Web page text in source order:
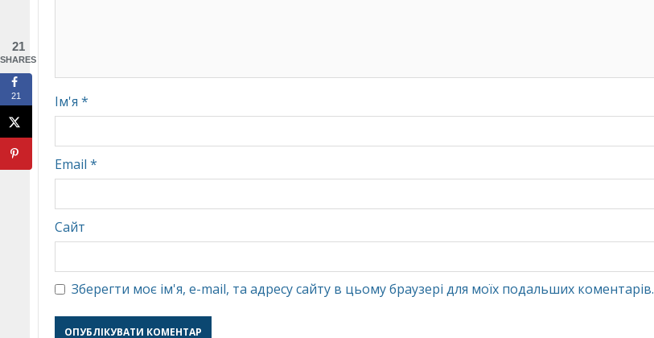
Ім'я *
Email *
Сайт
Зберегти моє ім'я, e-mail, та адресу сайту в цьому браузері для моїх подальших коментарів.
21
SHARES
21